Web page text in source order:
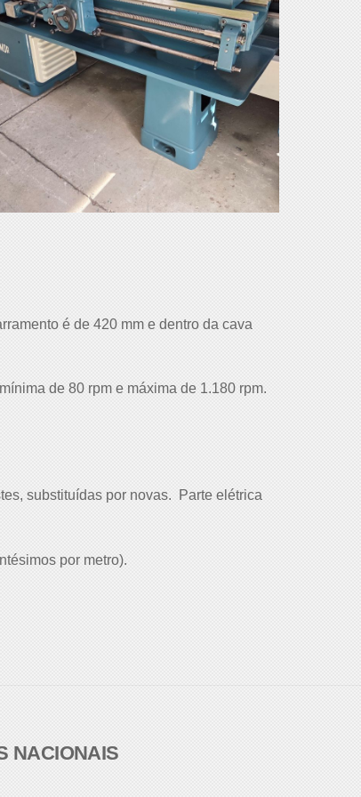
é de 420 mm e dentro da cava
de 80 rpm e máxima de 1.180 rpm.
substituídas por novas. Parte elétrica
por metro).
NACIONAIS